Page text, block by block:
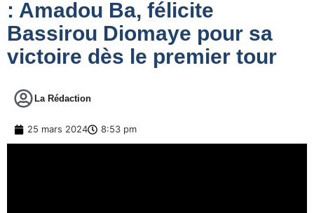
: Amadou Ba, félicite
Bassirou Diomaye pour sa
victoire dès le premier tour
La Rédaction
25 mars 2024 8:53 pm